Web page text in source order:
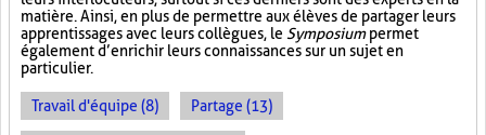
matière. Ainsi, en plus de permettre aux élèves de partager leurs
apprentissages avec leurs collègues, le Symposiumpermet
également d’enrichir leurs connaissances sur un sujet en
particulier.
Travail d'équipe (8) Partage (13)